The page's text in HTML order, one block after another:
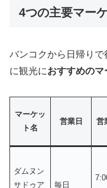
4つの主要マー
バンコクから日帰りで
に観光におすすめの
マーケッ
ト名
営業日 営
ダムヌン
サドゥア
毎日